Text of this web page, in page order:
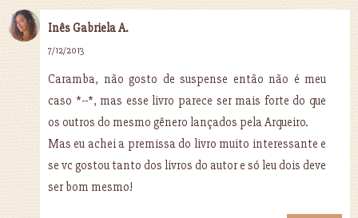
Inês Gabriela A.
7/12/2013
Caramba, não gosto de suspense então não é meu
caso *--*, mas esse livro parece ser mais forte do que
os outros do mesmo gênero lançados pela Arqueiro.
Mas eu achei a premissa do livro muito interessante e
se vc gostou tanto dos livros do autor e só leu dois deve
ser bom mesmo!